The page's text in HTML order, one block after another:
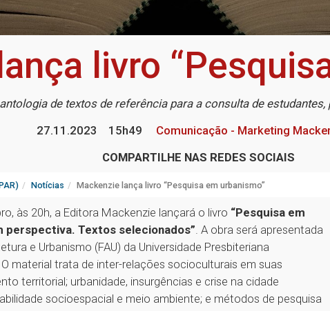
livro
de textos de referência para a consulta de
27.11.2023
15h49
Comunicação - Marketing
COMPARTILHE NAS REDES SOCIAIS
Notícias Mackenzie lança livro “Pesquisa em urbanismo”
às 20h, a Editora Mackenzie lançará o livro “Pesquisa em
Textos selecionados”. A obra será apresentada
e Urbanismo (FAU) da Universidade Presbiteriana
material trata de inter-relações socioculturais em suas
territorial; urbanidade, insurgências e crise na cidade
socioespacial e meio ambiente; e métodos de pesquisa